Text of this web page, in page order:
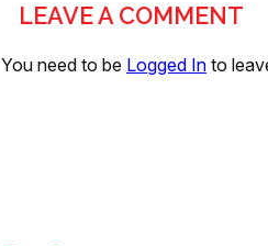
LEAVE A COMMENT
You need to be Logged In to